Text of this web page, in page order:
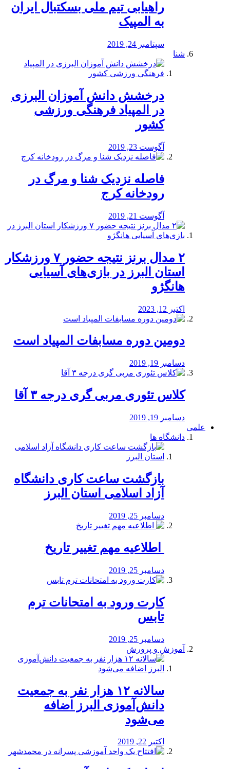
راهیابی تیم ملی بسکتبال ایران
به المپیک
سپتامبر 24, 2019
شنا
درخشش دانش آموزان البرزی
در المپیاد فرهنگی ورزشی
کشور
آگوست 23, 2019
️فاصله نزدیک شنا و مرگ در
رودخانه کرج
آگوست 21, 2019
۲ مدال برنز نتیجه حضور ۷ ورزشکار
استان البرز در بازی‌های آسیایی
هانگژو
اکتبر 12, 2023
دومین دوره مسابفات المپیاد است
دسامبر 19, 2019
کلاس تئوری مربی گری درجه ۳ آقا
دسامبر 19, 2019
علمی
دانشگاه ها
بازگشت ساعت کاری دانشگاه
آزاد اسلامی استان البرز
دسامبر 25, 2019
️ اطلاعیه مهم تغییر تاریخ
دسامبر 25, 2019
کارت ورود به امتحانات ترم
تابس
دسامبر 25, 2019
آموزش و پرورش
️سالانه ۱۲ هزار نفر به جمعیت
دانش‌آموزی البرز اضافه
می‌شود
اکتبر 22, 2019